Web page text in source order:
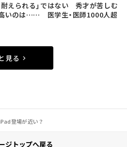
耐えられる」ではない 秀才が苦しむ
高いのは…… 医学生・医師1000人超
見る
登場が近い？
ジトップへ戻る